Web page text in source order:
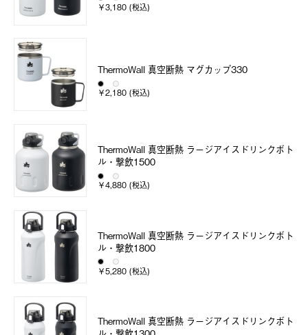
￥3,180 (税込)
ThermoWall 真空断熱 マグカップ330
￥2,180 (税込)
ThermoWall 真空断熱 ラージアイスドリンクボト
ル・撃飲1500
￥4,880 (税込)
ThermoWall 真空断熱 ラージアイスドリンクボト
ル・撃飲1800
￥5,280 (税込)
ThermoWall 真空断熱 ラージアイスドリンクボト